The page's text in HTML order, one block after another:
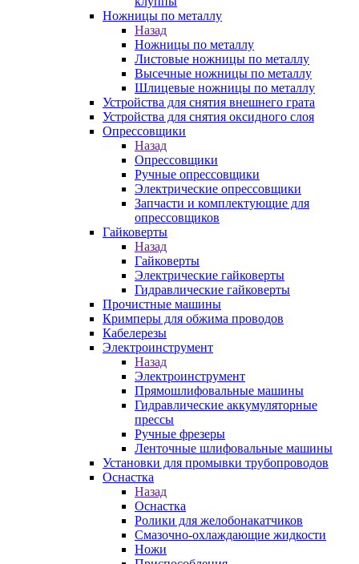
Ножницы по металлу
Назад
Ножницы по металлу
Листовые ножницы по металлу
Высечные ножницы по металлу
Шлицевые ножницы по металлу
Устройства для снятия внешнего грата
Устройства для снятия оксидного слоя
Опрессовщики
Назад
Опрессовщики
Ручные опрессовщики
Электрические опрессовщики
Запчасти и комплектующие для
опрессовщиков
Гайковерты
Назад
Гайковерты
Электрические гайковерты
Гидравлические гайковерты
Прочистные машины
Кримперы для обжима проводов
Кабелерезы
Электроинструмент
Назад
Электроинструмент
Прямошлифовальные машины
Гидравлические аккумуляторные
прессы
Ручные фрезеры
Ленточные шлифовальные машины
Установки для промывки трубопроводов
Оснастка
Назад
Оснастка
Ролики для желобонакатчиков
Смазочно-охлаждающие жидкости
Ножи